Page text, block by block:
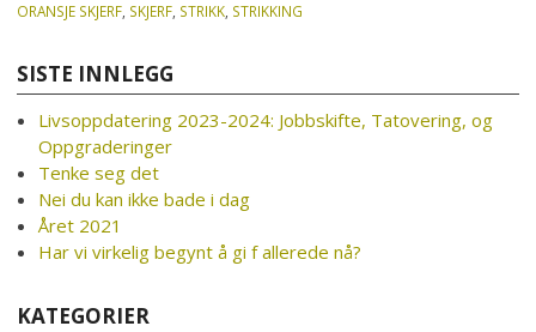
ORANSJE SKJERF, SKJERF, STRIKK, STRIKKING
SISTE INNLEGG
Livsoppdatering 2023-2024: Jobbskifte, Tatovering, og
Oppgraderinger
Tenke seg det
Nei du kan ikke bade i dag
Året 2021
Har vi virkelig begynt å gi f allerede nå?
KATEGORIER